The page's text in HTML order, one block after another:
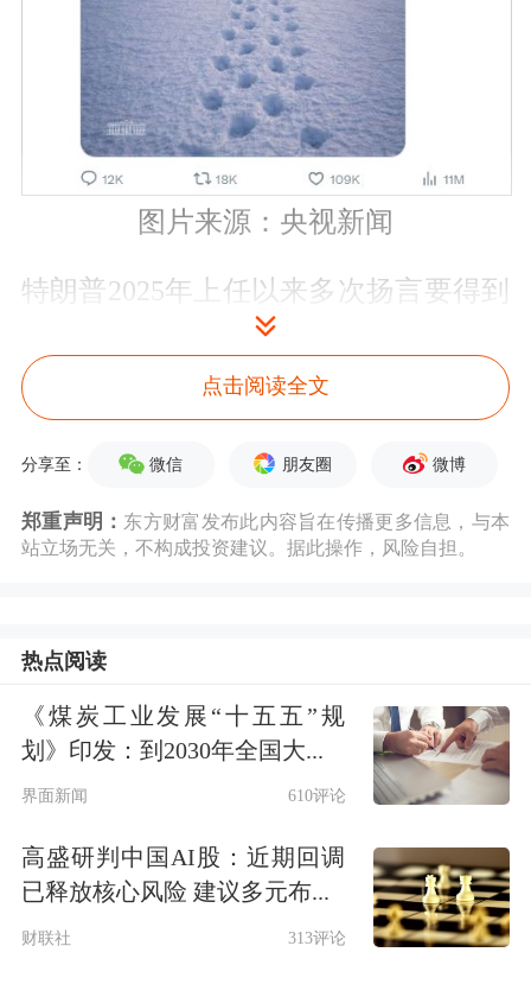
图片来源：央视新闻
特朗普2025年上任以来多次扬言要得到
丹麦自治领地格陵兰岛，特朗普1月22
日表示，不会为获得格陵兰岛支付任何
丹麦外交大臣拉斯穆森21日表示，自己
会就格陵兰岛主权归属进行谈判。他重
申， 美国不会得到格陵兰岛， “这是底
线” 。22日，丹麦首相弗雷泽里克森发
表声明称，丹麦可以就政治、安全、投
资、经济等一切问题进行谈判，但不能
就主权问题进行谈判，只有丹麦和格陵
兰岛才能就涉及自身的事务做出决定。
点击阅读全文
分享至： 微信 朋友圈 微博
郑重声明： 东方财富发布此内容旨在传播更多信息，与本
站立场无关，不构成投资建议。据此操作，风险自担。
热点阅读
《煤炭工业发展“十五五”规
划》印发：到2030年全国大...
界面新闻 610评论
高盛研判中国AI股：近期回调
已释放核心风险 建议多元布...
财联社 313评论